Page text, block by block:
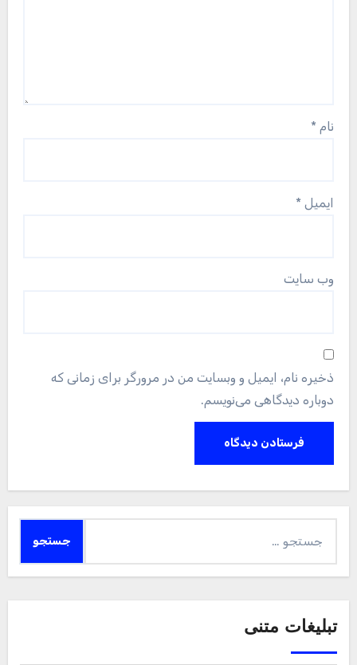
نام *
ایمیل *
وب‌ سایت
ذخیره نام، ایمیل و وبسایت من در مرورگر برای زمانی که
دوباره دیدگاهی می‌نویسم.
برای:
تبلیغات متنی